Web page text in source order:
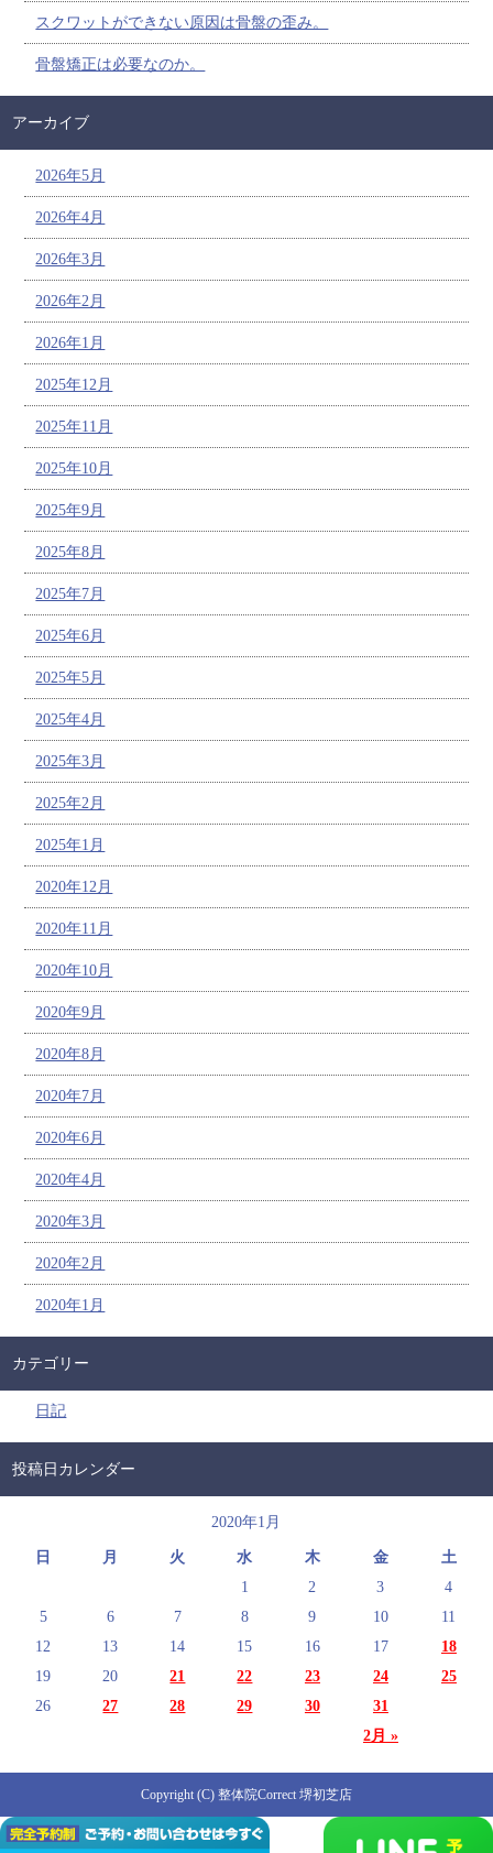
スクワットができない原因は骨盤の歪み。
骨盤矯正は必要なのか。
アーカイブ
2026年5月
2026年4月
2026年3月
2026年2月
2026年1月
2025年12月
2025年11月
2025年10月
2025年9月
2025年8月
2025年7月
2025年6月
2025年5月
2025年4月
2025年3月
2025年2月
2025年1月
2020年12月
2020年11月
2020年10月
2020年9月
2020年8月
2020年7月
2020年6月
2020年4月
2020年3月
2020年2月
2020年1月
カテゴリー
日記
投稿日カレンダー
2020年1月
日 月 火 水 木 金 土
2月 »
1 2 3
4
5
6 7 8 9 10
11
12
13 14 15 16 17
18
19
20 21 22 23 24
25
26
27 28 29 30 31
Copyright (C) 整体院Correct 堺初芝店